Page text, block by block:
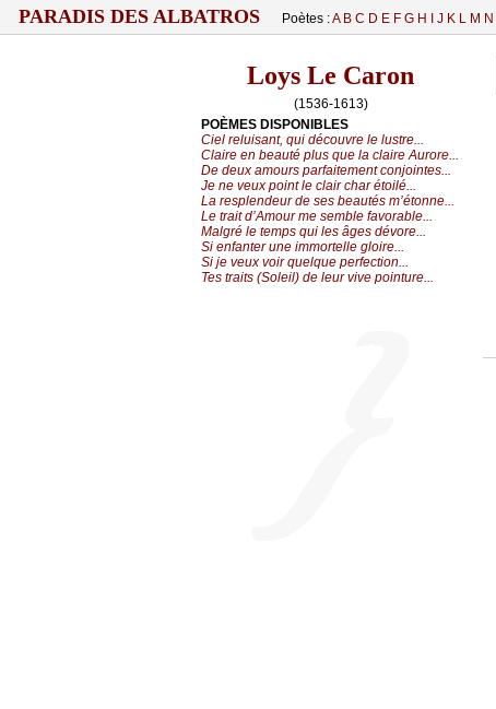
PARADIS DES ALBATROS Poètes :A B C D E F G H J K L M N
Loys Le Caron
(1536-1613)
POÈMES DISPONIBLES
Ciel reluisant, qui découvre le lustre...
Claire en beauté plus que la claire Aurore...
De deux amours parfaitement conjointes...
Je ne veux point le clair char étoilé...
La resplendeur de ses beautés m’étonne...
Le trait d’Amour me semble favorable...
Malgré le temps qui les âges dévore...
Si enfanter une immortelle gloire...
Si je veux voir quelque perfection...
Tes traits (Soleil) de leur vive pointure...